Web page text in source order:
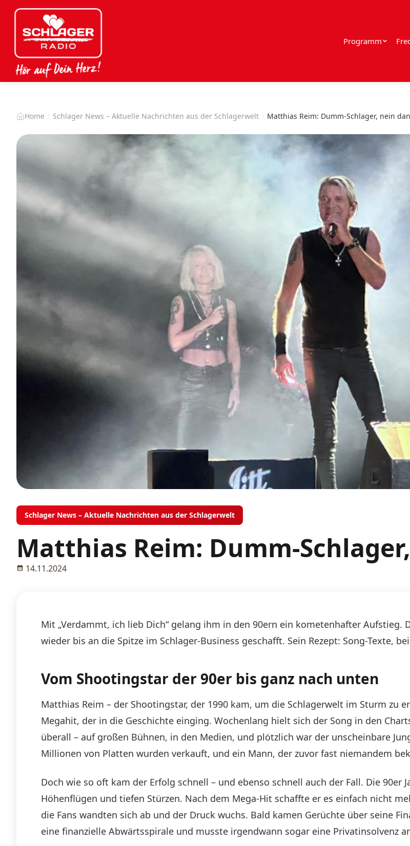
Programm
Home Schlager News – Aktuelle Nachrichten aus der Schlagerwelt Matthias Reim: Dumm-Schlager, nein
Schlager News – Aktuelle Nachrichten aus der Schlagerwelt
Matthias Reim: Dumm-
14.11.2024
Mit „Verdammt, ich lieb Dich“ gelang ihm in den 90ern ein kometenhafter Aufstieg.
wieder bis an die Spitze im Schlager-Business geschafft. Sein Rezept: Song-Texte,
Vom Shootingstar der 90er bis ganz nach unten
Matthias Reim – der Shootingstar, der 1990 kam, um die Schlagerwelt im Sturm zu
Megahit, der in die Geschichte einging. Wochenlang hielt sich der Song in den
überall – auf großen Bühnen, in den Medien, und plötzlich war der unscheinbare
Millionen von Platten wurden verkauft, und ein Mann, der zuvor fast niemandem
Doch wie so oft kam der Erfolg schnell – und ebenso schnell auch der Fall. Die 90er
Höhenflügen und tiefen Stürzen. Nach dem Mega-Hit schaffte er es einfach nicht
die Fans wandten sich ab und der Druck wuchs. Bald kamen Gerüchte über seine
eine finanzielle Abwärtsspirale und musste irgendwann sogar eine Privatinsolvenz